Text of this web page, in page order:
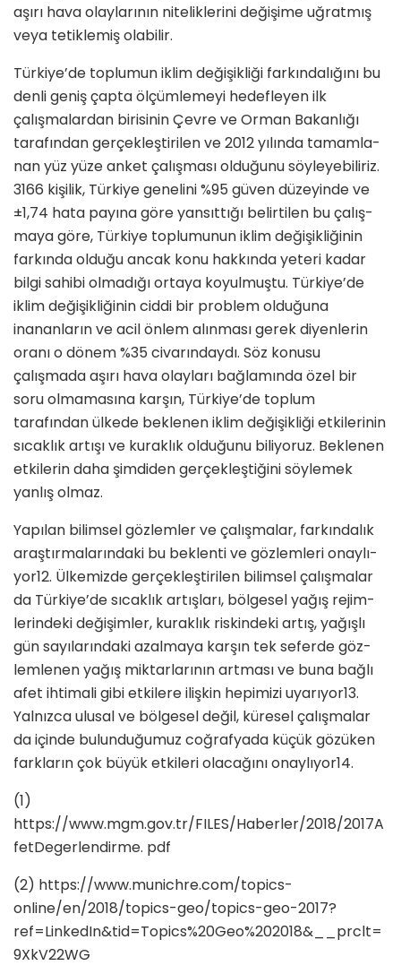
aşırı hava olaylarının niteliklerini değişime uğratmış
veya tetiklemiş olabilir.
Türkiye’de toplumun iklim değişikliği farkındalığı­nı bu
denli geniş çapta ölçümlemeyi hedefleyen ilk
çalışmalardan birisinin Çevre ve Orman Bakanlığı
tarafından gerçekleştirilen ve 2012 yılında tamamla­
nan yüz yüze anket çalışması olduğunu söyleyebiliriz.
3166 kişilik, Türkiye genelini %95 güven düzeyinde ve
±1,74 hata payına göre yansıttığı belirtilen bu çalış­
maya göre, Türkiye toplumunun iklim değişikliğinin
farkında olduğu ancak konu hakkında yeteri kadar
bilgi sahibi olmadığı ortaya koyulmuştu. Türkiye’de
iklim değişikliğinin ciddi bir problem olduğuna
inananların ve acil önlem alınması gerek diyenlerin
ora­nı o dönem %35 civarındaydı. Söz konusu
çalışmada aşırı hava olayları bağlamında özel bir
soru olmama­sına karşın, Türkiye’de toplum
tarafından ülkede beklenen iklim değişikliği etkilerinin
sıcaklık artışı ve kuraklık olduğunu biliyoruz. Beklenen
etkilerin daha şimdiden gerçekleştiğini söylemek
yanlış olmaz.
Yapılan bilimsel gözlemler ve çalışmalar, farkındalık
araştırmalarındaki bu beklenti ve gözlemleri onaylı­
yor12. Ülkemizde gerçekleştirilen bilimsel çalışmalar
da Türkiye’de sıcaklık artışları, bölgesel yağış rejim­
lerindeki değişimler, kuraklık riskindeki artış, yağışlı
gün sayılarındaki azalmaya karşın tek seferde göz­
lemlenen yağış miktarlarının artması ve buna bağlı
afet ihtimali gibi etkilere ilişkin hepimizi uyarıyor13.
Yalnızca ulusal ve bölgesel değil, küresel çalışmalar
da içinde bulunduğumuz coğrafyada küçük gözüken
farkların çok büyük etkileri olacağını onaylıyor14.
(1)
https://www.mgm.gov.tr/FILES/Haberler/2018/2017A
fetDegerlendirme. pdf
(2) https://www.munichre.com/topics-
online/en/2018/topics-geo/topics-geo-2017?
ref=LinkedIn&tid=Topics%20Geo%202018&__prclt=
9XkV22WG